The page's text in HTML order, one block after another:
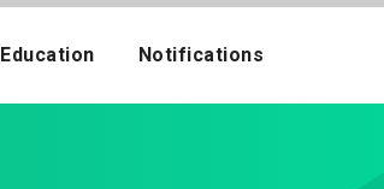
Education Notifications